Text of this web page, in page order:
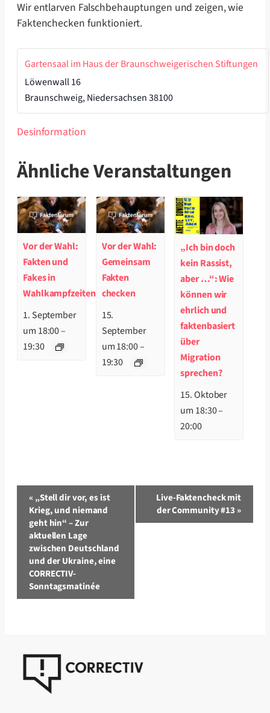
Wir entlarven Falschbehauptungen und zeigen, wie
Faktenchecken funktioniert.
Gartensaal im Haus der Braunschweigerischen Stiftungen
Löwenwall 16
Braunschweig,Niedersachsen38100
Desinformation
Ähnliche Veranstaltungen
Vor der Wahl:
Fakten und
Fakes in
Wahlkampfzeiten
1. September
um 18:00–
19:30
Vor der Wahl:
Gemeinsam
Fakten
checken
15.
September
um 18:00–
19:30
„Ich bin doch
kein Rassist,
aber …“: Wie
können wir
ehrlich und
faktenbasiert
über
Migration
sprechen?
15. Oktober
um 18:30–
20:00
Veranstaltung-
Navigation
« „Stell dir vor, es ist
Krieg, und niemand
geht hin“ – Zur
aktuellen Lage
zwischen Deutschland
und der Ukraine, eine
CORRECTIV-
Sonntagsmatinée
Live-Faktencheck mit
der Community #13 »